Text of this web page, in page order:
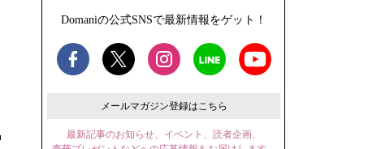
Domaniの公式SNSで最新情報をゲット！
メールマガジン登録はこちら
最新記事のお知らせ、イベント、読者企画、